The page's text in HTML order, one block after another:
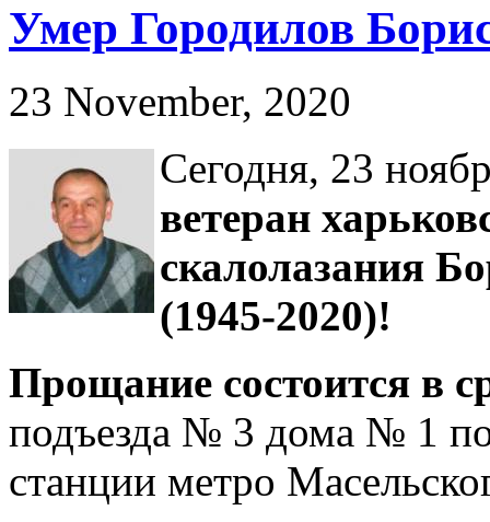
Умер Городилов
23 November, 2020
Сегодня, 23
ветеран
скалолазания
(1945-2020)!
Прощание состоится в
подъезда № 3 дома № 1
станции метро